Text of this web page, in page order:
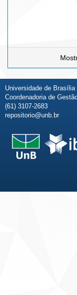
Universidade de
Coordenadoria de
(61) 3107-2683
repositorio@unb.br